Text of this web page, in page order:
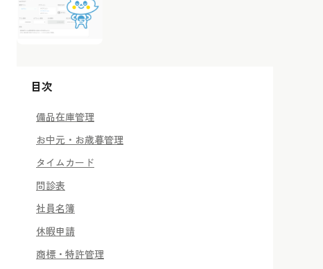
目次
備品在庫管理
お中元・お歳暮管理
タイムカード
問診表
社員名簿
休暇申請
商標・特許管理